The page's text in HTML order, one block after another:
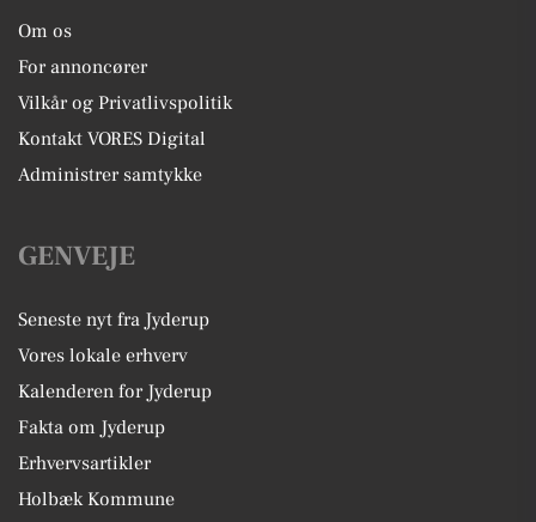
Om os
For annoncører
Vilkår og Privatlivspolitik
Kontakt VORES Digital
Administrer samtykke
GENVEJE
Seneste nyt fra Jyderup
Vores lokale erhverv
Kalenderen for Jyderup
Fakta om Jyderup
Erhvervsartikler
Holbæk Kommune